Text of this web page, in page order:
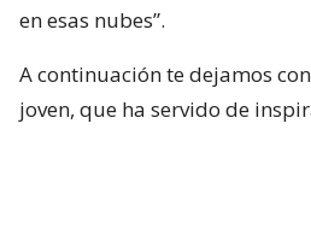
en esas nubes”.
A continuación te dejamos
joven, que ha servido de